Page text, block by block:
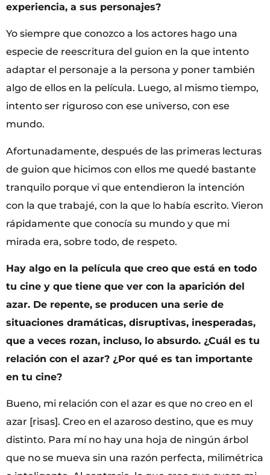
experiencia, a sus personajes?
Yo siempre que conozco a los actores hago una
especie de reescritura del guion en la que intento
adaptar el personaje a la persona y poner también
algo de ellos en la película. Luego, al mismo tiempo,
intento ser riguroso con ese universo, con ese
mundo.
Afortunadamente, después de las primeras lecturas
de guion que hicimos con ellos me quedé bastante
tranquilo porque vi que entendieron la intención
con la que trabajé, con la que lo había escrito. Vieron
rápidamente que conocía su mundo y que mi
mirada era, sobre todo, de respeto.
Hay algo en la película que creo que está en todo
tu cine y que tiene que ver con la aparición del
azar. De repente, se producen una serie de
situaciones dramáticas, disruptivas, inesperadas,
que a veces rozan, incluso, lo absurdo. ¿Cuál es tu
relación con el azar? ¿Por qué es tan importante
en tu cine?
Bueno, mi relación con el azar es que no creo en el
azar [risas]. Creo en el azaroso destino, que es muy
distinto. Para mí no hay una hoja de ningún árbol
que no se mueva sin una razón perfecta, milimétrica